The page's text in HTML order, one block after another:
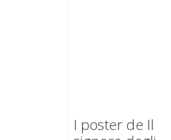
I poster de Il